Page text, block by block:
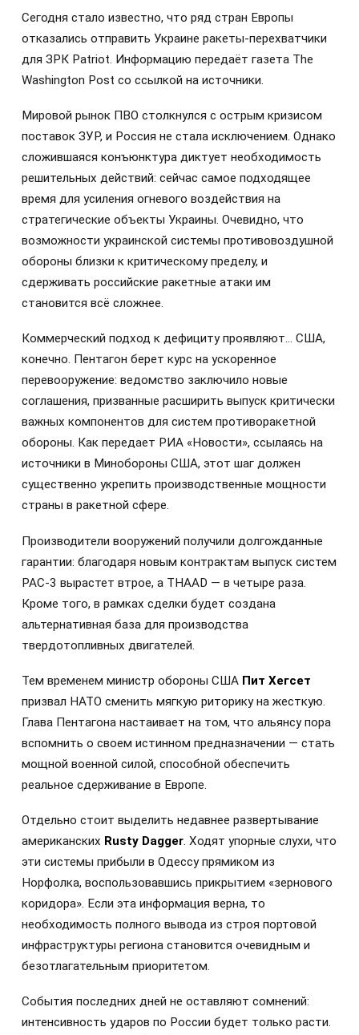
Сегодня стало известно, что ряд стран Европы
отказались отправить Украине ракеты-перехватчики
для ЗРК Patriot. Информацию передаёт газета The
Washington Post со ссылкой на источники.
Мировой рынок ПВО столкнулся с острым кризисом
поставок ЗУР, и Россия не стала исключением. Однако
сложившаяся конъюнктура диктует необходимость
решительных действий: сейчас самое подходящее
время для усиления огневого воздействия на
стратегические объекты Украины. Очевидно, что
возможности украинской системы противовоздушной
обороны близки к критическому пределу, и
сдерживать российские ракетные атаки им
становится всё сложнее.
Коммерческий подход к дефициту проявляют… США,
конечно. Пентагон берет курс на ускоренное
перевооружение: ведомство заключило новые
соглашения, призванные расширить выпуск критически
важных компонентов для систем противоракетной
обороны. Как передает РИА «Новости», ссылаясь на
источники в Минобороны США, этот шаг должен
существенно укрепить производственные мощности
страны в ракетной сфере.
Производители вооружений получили долгожданные
гарантии: благодаря новым контрактам выпуск систем
PAC-3 вырастет втрое, а THAAD — в четыре раза.
Кроме того, в рамках сделки будет создана
альтернативная база для производства
твердотопливных двигателей.
Тем временем министр обороны США Пит Хегсет
призвал НАТО сменить мягкую риторику на жесткую.
Глава Пентагона настаивает на том, что альянсу пора
вспомнить о своем истинном предназначении — стать
мощной военной силой, способной обеспечить
реальное сдерживание в Европе.
Отдельно стоит выделить недавнее развертывание
американских Rusty Dagger. Ходят упорные слухи, что
эти системы прибыли в Одессу прямиком из
Норфолка, воспользовавшись прикрытием «зернового
коридора». Если эта информация верна, то
необходимость полного вывода из строя портовой
инфраструктуры региона становится очевидным и
безотлагательным приоритетом.
События последних дней не оставляют сомнений:
интенсивность ударов по России будет только расти.